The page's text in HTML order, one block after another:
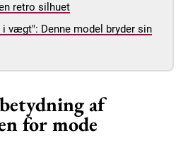
retro silhuet
i vægt": Denne model bryder sin
af
for mode